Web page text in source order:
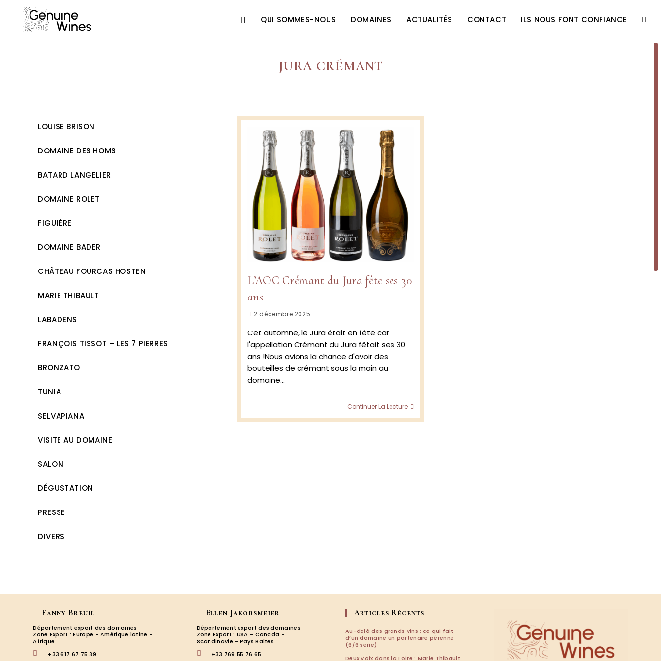
content
QUI SOMMES-NOUS DOMAINES ACTUALITÉS CONTACT ILS NOUS FONT CONFIANCE
jura crémant
LOUISE BRISON
DOMAINE DES HOMS
BATARD LANGELIER
DOMAINE ROLET
FIGUIÈRE
DOMAINE BADER
CHÂTEAU FOURCAS HOSTEN
MARIE THIBAULT
LABADENS
FRANÇOIS TISSOT – LES 7 PIERRES
BRONZATO
TUNIA
SELVAPIANA
VISITE AU DOMAINE
SALON
DÉGUSTATION
PRESSE
DIVERS
L’AOC Crémant du Jura fête ses 30
ans
Publication
2 décembre 2025
Cet automne, le Jura était en fête car
l'appellation Crémant du Jura fêtait ses 30
ans !Nous avions la chance d'avoir des
bouteilles de crémant sous la main au
domaine…
Continuer La Lecture
du
Fanny Breuil
Département export des domaines
Zone Export : Europe - Amérique latine -
Afrique
+33 617 67 75 39
Ellen Jakobsmeier
Département export des domaines
Zone Export : USA - Canada -
Scandinavie - Pays Baltes
+33 769 55 76 65
Articles Récents
Au-delà des grands vins : ce qui fait
d’un domaine un partenaire pérenne
(6/6 serie)
Deux Voix dans la Loire : Marie Thibault